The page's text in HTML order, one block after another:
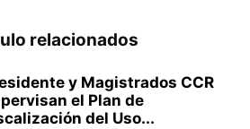
relacionados
y Magistrados CCR
el Plan de
del Uso...